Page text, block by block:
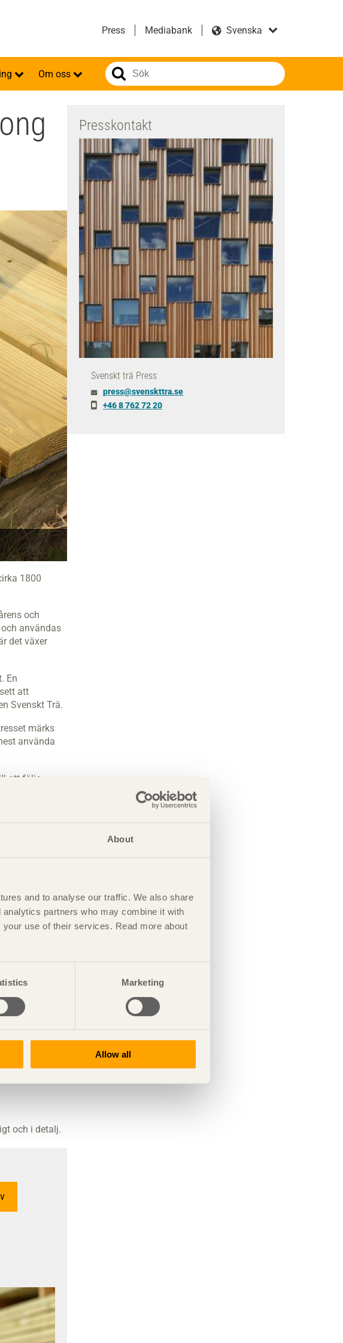
About
and to analyse our traffic. We also share
partners who may combine it with
your use of their services. Read more about
Marketing
Allow all
Press Mediabank
Om oss
1800
och
användas
det växer
En
att
Svenskt Trä.
märks
använda
att följa
är att
– inte
underhålls
tiden och
och i detalj.
Presskontakt
Svenskt trä Press
press@svenskttra.se
+46 8 762 72 20